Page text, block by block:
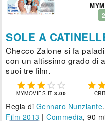
SOLE A
Checco Zalone si fa
con un altissimo grado di
suoi tre film.
    
MYMOVIES.IT3.00

Regia di Gennaro Nunziante.
Film 2013 |Commedia, 90